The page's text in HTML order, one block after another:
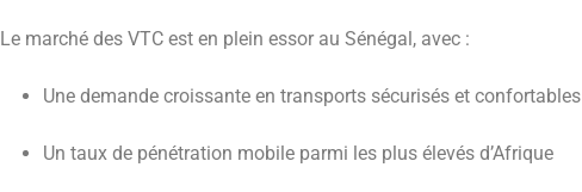
Le marché des VTC est en plein essor au Sénégal, avec :
Une demande croissante en transports sécurisés et confortables
Un taux de pénétration mobile parmi les plus élevés d’Afrique